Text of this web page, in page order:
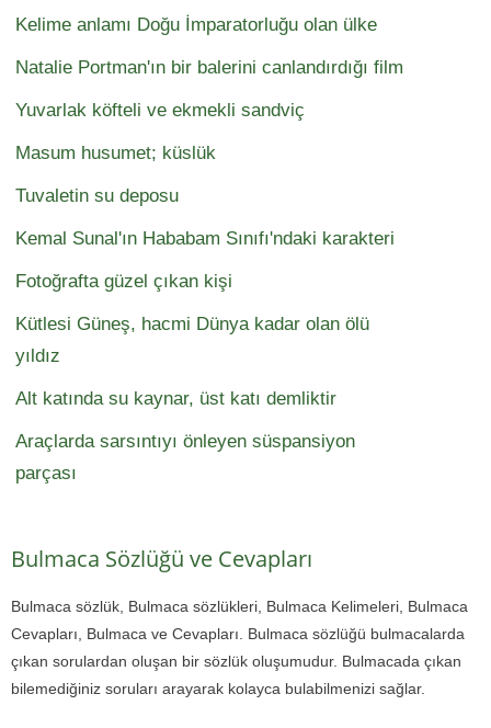
Kelime anlamı Doğu İmparatorluğu olan ülke
Natalie Portman'ın bir balerini canlandırdığı film
Yuvarlak köfteli ve ekmekli sandviç
Masum husumet; küslük
Tuvaletin su deposu
Kemal Sunal'ın Hababam Sınıfı'ndaki karakteri
Fotoğrafta güzel çıkan kişi
Kütlesi Güneş, hacmi Dünya kadar olan ölü
yıldız
Alt katında su kaynar, üst katı demliktir
Araçlarda sarsıntıyı önleyen süspansiyon
parçası
Bulmaca Sözlüğü ve Cevapları
Bulmaca sözlük, Bulmaca sözlükleri, Bulmaca Kelimeleri, Bulmaca
Cevapları, Bulmaca ve Cevapları. Bulmaca sözlüğü bulmacalarda
çıkan sorulardan oluşan bir sözlük oluşumudur. Bulmacada çıkan
bilemediğiniz soruları arayarak kolayca bulabilmenizi sağlar.